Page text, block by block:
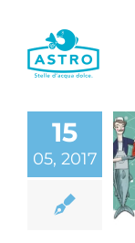
contenuto
15
05, 2017